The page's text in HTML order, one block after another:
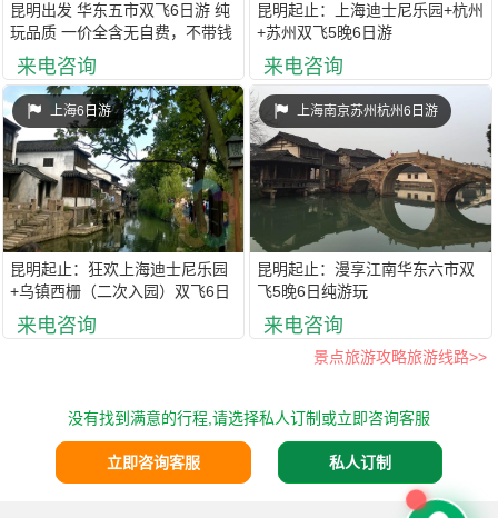
昆明出发 华东五市双飞6日游 纯
玩品质 一价全含无自费，不带钱
包旅游
来电咨询
昆明起止：上海迪士尼乐园+杭州
+苏州双飞5晚6日游
来电咨询
上海6日游
昆明起止：狂欢上海迪士尼乐园
+乌镇西栅（二次入园）双飞6日
游
来电咨询
上海南京苏州杭州6日游
昆明起止：漫享江南华东六市双
飞5晚6日纯游玩
来电咨询
景点旅游攻略旅游线路>>
没有找到满意的行程,请选择私人订制或立即咨询客服
立即咨询客服 私人订制